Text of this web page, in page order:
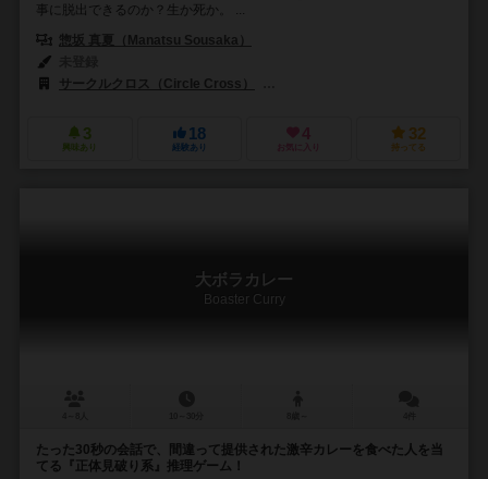
事に脱出できるのか？生か死か。 ...
惣坂 真夏（Manatsu Sousaka）
サークルクロス（Circle Cross）
3
興味あり
18
経験あり
4
お気に入り
32
持ってる
大ボラカレー
Boaster Curry
たった30秒の会話で、間違って提供された激辛カレーを食べた人を当
てる『正体見破り系』推理ゲーム！